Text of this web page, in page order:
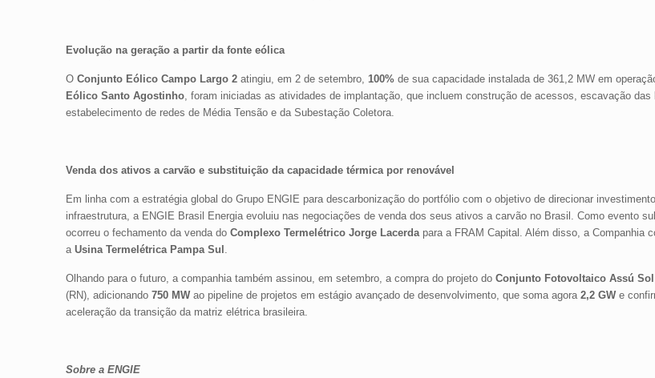
Evolução na geração a partir da fonte eólica
OConjunto Eólico Campo Largo 2atingiu, em 2 de setembro, 100% de sua capacidade instalada de 361,2 MW em
Eólico Santo Agostinho, foram iniciadas as atividades de implantação, que incluem construção de acessos, escavação das
estabelecimento de redes de Média Tensão e da Subestação Coletora.
Venda dos ativos a carvão e substituição da capacidade térmica por renovável
Em linha com a estratégia global do Grupo ENGIE para descarbonização do portfólio com o objetivo de direcionar
infraestrutura, a ENGIE Brasil Energia evoluiu nas negociações de venda dos seus ativos a carvão no Brasil. Como evento
ocorreu o fechamento da venda do Complexo Termelétrico Jorge Lacerdapara a FRAM Capital. Além disso, a Companhia
a Usina Termelétrica Pampa Sul .
Olhando para o futuro, a companhia também assinou, em setembro, a compra do projeto do Conjunto Fotovoltaico Assú Sol
(RN), adicionando 750 MWao pipeline de projetos em estágio avançado de desenvolvimento, que soma agora 2,2 GWe
aceleração da transição da matriz elétrica brasileira.
Sobre a ENGIE